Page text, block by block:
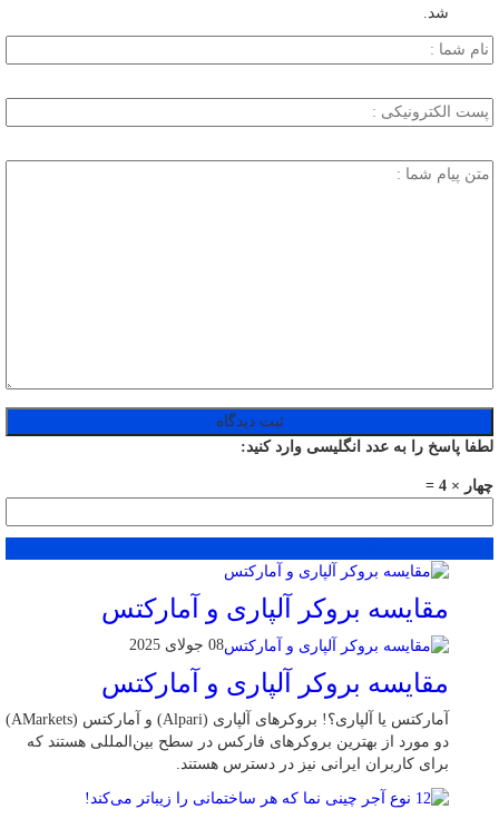
شد.
لطفا پاسخ را به عدد انگلیسی وارد کنید:
چهار × 4 =
مقایسه بروکر آلپاری و آمارکتس
08 جولای 2025
مقایسه بروکر آلپاری و آمارکتس
آمارکتس یا آلپاری؟! بروکرهای آلپاری (Alpari) و آمارکتس (AMarkets)
دو مورد از بهترین بروکرهای فارکس در سطح بین‌المللی هستند که
برای کاربران ایرانی نیز در دسترس هستند.